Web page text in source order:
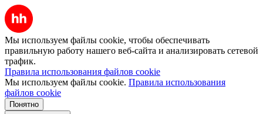
Мы используем файлы cookie, чтобы обеспечивать
правильную работу нашего веб-сайта и анализировать сетевой
трафик.
Правила использования файлов cookie
Мы используем файлы cookie. Правила использования
файлов cookie
Понятно